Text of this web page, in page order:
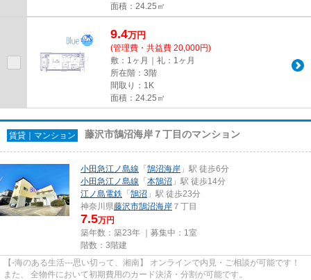
面積：24.25㎡
9.4万円
(管理費・共益費 20,000円)
敷：1ヶ月｜礼：1ヶ月
所在階：3階
間取り：1K
面積：24.25㎡
賃貸｜マンション 藤沢市鵠沼海岸７丁目のマンション
小田急江ノ島線 「 鵠沼海岸 」駅 徒歩6分
小田急江ノ島線 「 本鵠沼 」駅 徒歩14分
江ノ島電鉄 「 鵠沼 」駅 徒歩23分
神奈川県藤沢市鵠沼海岸 ７丁目
7.5万円
築年数：築23年 ｜募集中： 1室
階数：3階建
【-海のある生活---思い切って、湘南】 オンラインで内見・ご相談が可能です！
また、 全物件において初期費用のカード決済・分割が可能です。